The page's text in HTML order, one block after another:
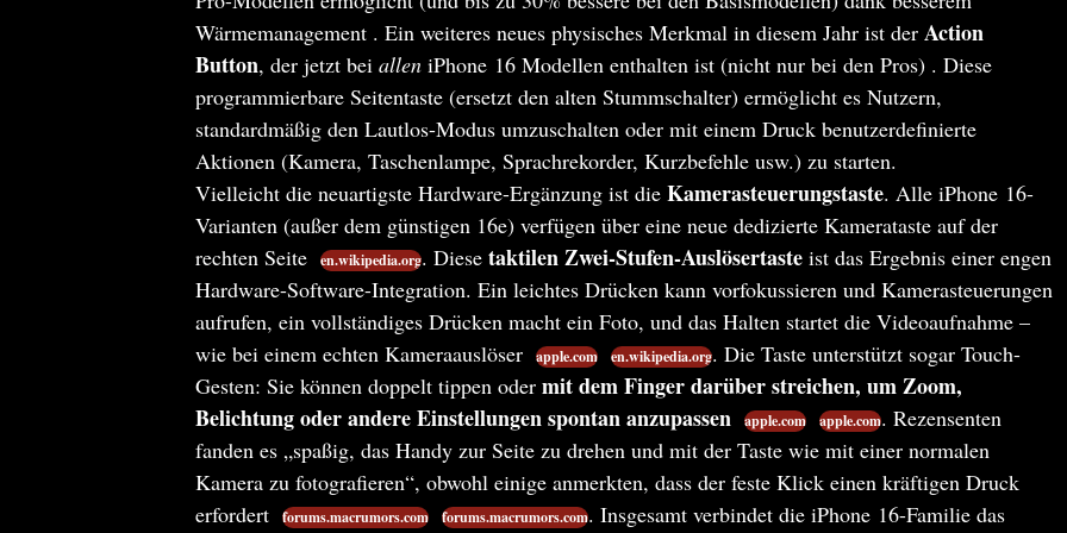
Wärmemanagement . Ein weiteres neues physisches Merkmal in diesem Jahr ist der Action
Button, der jetzt bei alleniPhone 16 Modellen enthalten ist (nicht nur bei den Pros) . Diese
programmierbare Seitentaste (ersetzt den alten Stummschalter) ermöglicht es Nutzern,
standardmäßig den Lautlos-Modus umzuschalten oder mit einem Druck benutzerdefinierte
Aktionen (Kamera, Taschenlampe, Sprachrekorder, Kurzbefehle usw.) zu starten.
Vielleicht die neuartigste Hardware-Ergänzung ist die Kamerasteuerungstaste. Alle iPhone 16-
Varianten (außer dem günstigen 16e) verfügen über eine neue dedizierte Kamerataste auf der
rechten Seite
en.wikipedia.org. Diese taktilen Zwei-Stufen-Auslösertasteist das Ergebnis einer engen
Hardware-Software-Integration. Ein leichtes Drücken kann vorfokussieren und Kamerasteuerungen
aufrufen, ein vollständiges Drücken macht ein Foto, und das Halten startet die Videoaufnahme –
wie bei einem echten Kameraauslöser
apple.com en.wikipedia.org. Die Taste unterstützt sogar Touch-
Gesten: Sie können doppelt tippen oder mit dem Finger darüber streichen, um Zoom,
Belichtung oder andere Einstellungen spontan anzupassen
apple.com apple.com. Rezensenten
fanden es „spaßig, das Handy zur Seite zu drehen und mit der Taste wie mit einer normalen
Kamera zu fotografieren“, obwohl einige anmerkten, dass der feste Klick einen kräftigen Druck
erfordert
forums.macrumors.com forums.macrumors.com. Insgesamt verbindet die iPhone 16-Familie das